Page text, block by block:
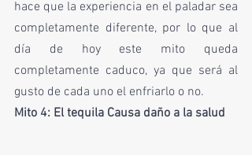
hace que la experiencia en el paladar sea
completamente diferente, por lo que al
día de hoy este mito queda
completamente caduco, ya que será al
gusto de cada uno el enfriarlo o no.
Mito 4: El tequila Causa daño a la salud